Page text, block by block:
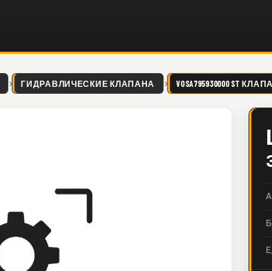
ГИДРАВЛИЧЕСКИЕ КЛАПАНА VOSA795930000 ST